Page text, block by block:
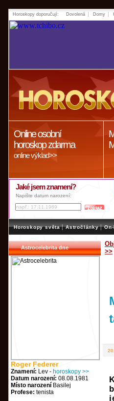
Horoskopy doporučují: Dovolená Domy
Online osobní
horoskop zdarma
online výklad>>
Jaké jsem znamení?
Napište datum narození:
Horoskopy světa | Astročlánky |
Astrocelebrita dne
Roger Federer
Znamení: Lev - horoskopy >>
Datum narození: 08.08.1981
Místo narození Basilej
Profese: tenista
>>